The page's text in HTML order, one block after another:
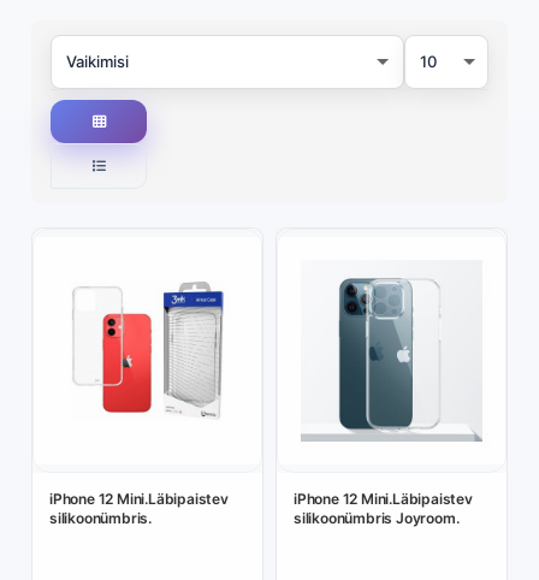
iPhone 12 Mini.Läbipaistev
silikoonümbris.
iPhone 12 Mini.Läbipaistev
silikoonümbris Joyroom.